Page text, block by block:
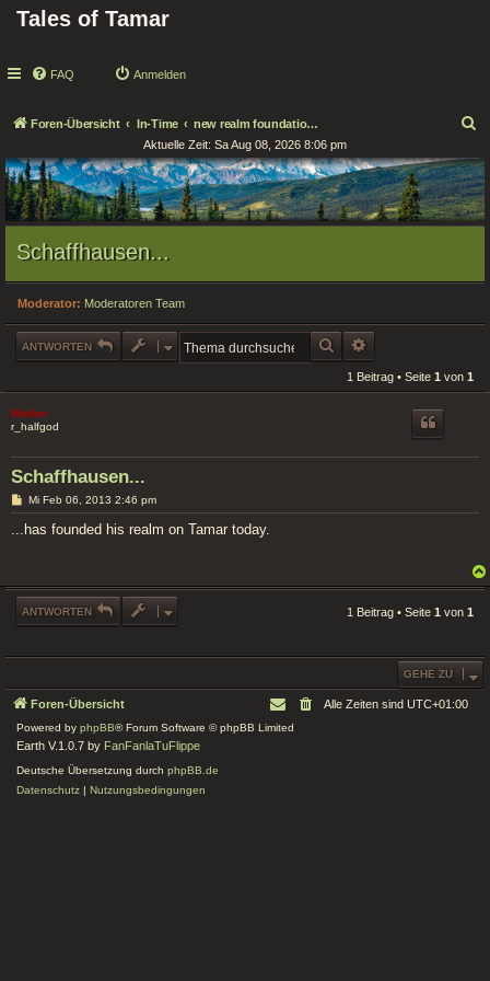
Tales of Tamar
FAQ Anmelden
Foren-Übersicht In-Time new realm foundations / Neue Reichsgründungen
c
h
e
Aktuelle Zeit: Sa Aug 08, 2026 8:06 pm
Schaffhausen...
Moderator: Moderatoren Team
ANTWORTEN SUCHE
1 Beitrag • Seite 1 von 1
Wolfen
r_halfgod
Schaffhausen...
B
e
i
Mi Feb 06, 2013 2:46 pm
...has founded his realm on Tamar today.
ANTWORTEN 1 Beitrag • Seite 1 von 1
GEHE ZU
Foren-Übersicht Alle Zeiten sind UTC+01:00
Powered by phpBB® Forum Software © phpBB Limited
Earth V.1.0.7 by FanFanlaTuFlippe
Deutsche Übersetzung durch phpBB.de
Datenschutz | Nutzungsbedingungen